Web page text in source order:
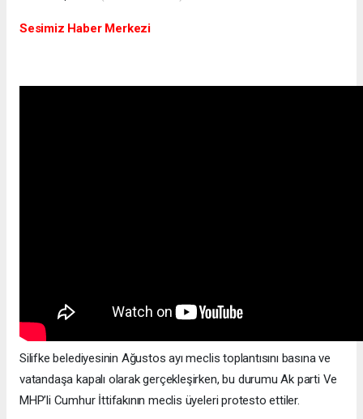
Sesimiz Haber Merkezi
Silifke belediyesinin Ağustos ayı meclis toplantısını basına ve
vatandaşa kapalı olarak gerçekleşirken, bu durumu Ak parti Ve
MHP’li Cumhur İttifakının meclis üyeleri protesto ettiler.